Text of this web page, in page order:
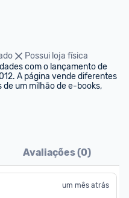
Possui loja física
com o lançamento de
A página vende diferentes
de um milhão de e-books,
Avaliações (0)
um mês atrás